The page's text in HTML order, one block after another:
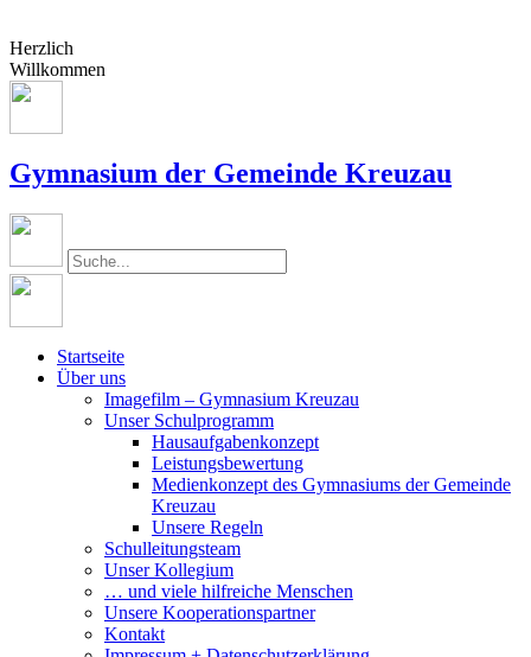
Herzlich
Willkommen
Gymnasium der Gemeinde Kreuzau
Startseite
Über uns
Imagefilm – Gymnasium Kreuzau
Unser Schulprogramm
Hausaufgabenkonzept
Leistungsbewertung
Medienkonzept des Gymnasiums der Gemeinde
Kreuzau
Unsere Regeln
Schulleitungsteam
Unser Kollegium
… und viele hilfreiche Menschen
Unsere Kooperationspartner
Kontakt